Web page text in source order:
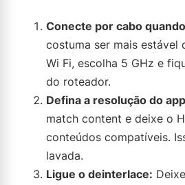
Conecte por cabo
costuma ser mais estável
Wi Fi, escolha 5 GHz e
do roteador.
Defina a resolução do
match content e deixe o
conteúdos compatíveis.
lavada.
Ligue o deinterlace: